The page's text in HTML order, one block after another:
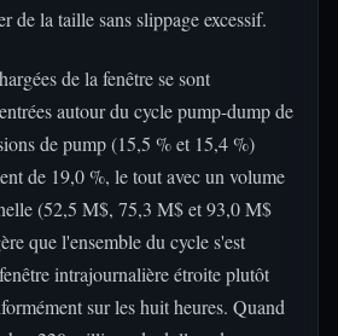
de la taille sans slippage excessif.
de la fenêtre se sont
autour du cycle pump-dump de
de pump (15,5 % et 15,4 %)
de 19,0 %, le tout avec un volume
(52,5 M$, 75,3 M$ et 93,0 M$
que l'ensemble du cycle s'est
intrajournalière étroite plutôt
sur les huit heures. Quand